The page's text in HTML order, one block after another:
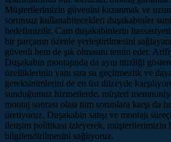
Müşterilerimizin güvenini kazanmak ve
sorunsuz kullanabilecekleri duşakabinler
hedefimizdir. Cam duşakabinlerin
bir parçanın özenle yerleştirilmesini
güvenli hem de şık olmasını temin eder.
Duşakabin montajında da aynı titizliği
özelliklerinin yanı sıra su geçirmezlik ve
gereksinimlerini de en üst düzeyde
sunduğumuz hizmetlerde, müşteri
montaj sonrası olası tüm sorunlara karşı da
üretiyoruz. Duşakabin satışı ve montajı
iletişim politikası izleyerek, müşterilerimizin
bilgilendirilmesini sağlıyoruz.